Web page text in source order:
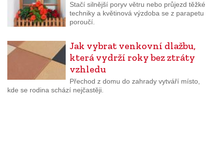
Stačí silnější poryv větru nebo průjezd těžké
techniky a květinová výzdoba se z parapetu
poroučí.
Jak vybrat venkovní dlažbu,
která vydrží roky bez ztráty
vzhledu
Přechod z domu do zahrady vytváří místo,
kde se rodina schází nejčastěji.